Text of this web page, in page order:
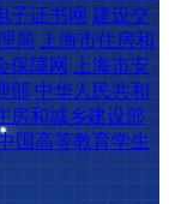
子证书网 建设交
局 上海市住房和
保障网 上海市安
部 中华人民共和
房和城乡建设部
国高等教育学生